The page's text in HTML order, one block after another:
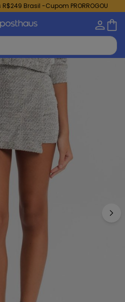
Brasil -Cupom PRORROGOU